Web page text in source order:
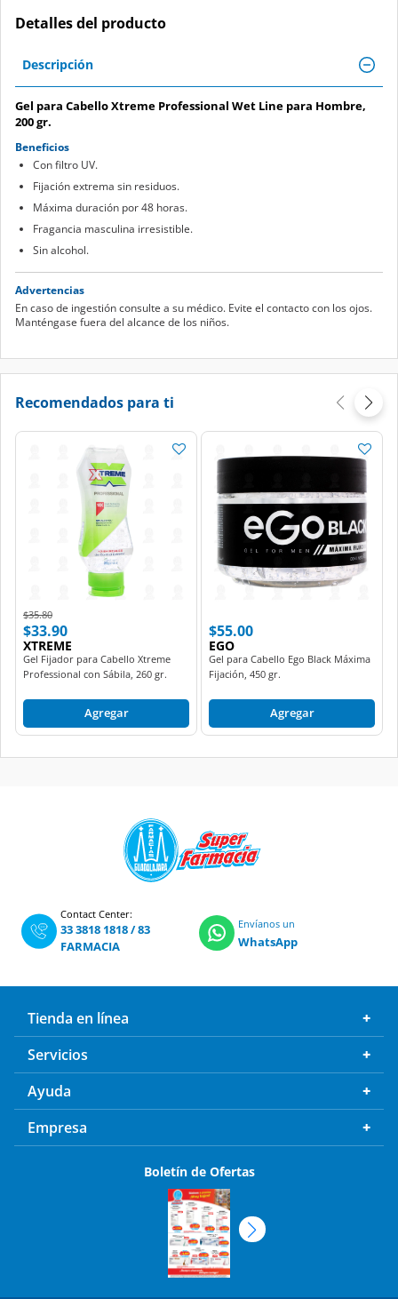
Detalles del producto
Descripción
Gel para Cabello Xtreme Professional Wet Line para Hombre,
200 gr.
Beneficios
Con filtro UV.
Fijación extrema sin residuos.
Máxima duración por 48 horas.
Fragancia masculina irresistible.
Sin alcohol.
Advertencias
En caso de ingestión consulte a su médico. Evite el contacto con los ojos.
Manténgase fuera del alcance de los niños.
Recomendados para ti
Price reduced from
$35.80to
$33.90
XTREME
Gel Fijador para Cabello Xtreme
Professional con Sábila, 260 gr.
Agregar
$55.00
EGO
Gel para Cabello Ego Black Máxima
Fijación, 450 gr.
Agregar
Contact Center:
33 3818 1818/83
FARMACIA
Envíanos un
WhatsApp
Tienda en línea
Servicios
Ayuda
Empresa
Boletín de Ofertas